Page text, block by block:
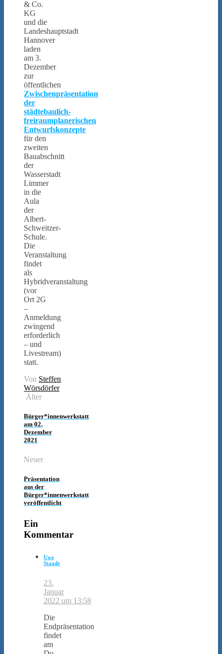
& Co.
KG
und die
Landeshauptstadt
Hannover
laden
am 3.
Dezember
zur
öffentlichen
Zwischenpräsentation
der
städtebaulich-
freiraumplanerischen
Entwurfskonzepte
für den
zweiten
Bauabschnitt
der
Wasserstadt
Limmer
in die
Aula
der
Albert-
Schweitzer-
Schule.
Die
Veranstaltung
findet
als
Hybridveranstaltung
(vor
Ort 2G
–
Anmeldung
zwingend
erforderlich
– und
Livestream)
statt.
Von Steffen
Wörsdörfer
Älter
Bürger*innenwerkstatt
am 02.
Dezember
2021
Neuer
Präsentation
aus der
Bürger*innenwerkstatt
veröffentlicht
Ein
Kommentar
Uwe
Staade
23.
Januar
2022 um 13:58
Die
Endpräsentation
findet
am